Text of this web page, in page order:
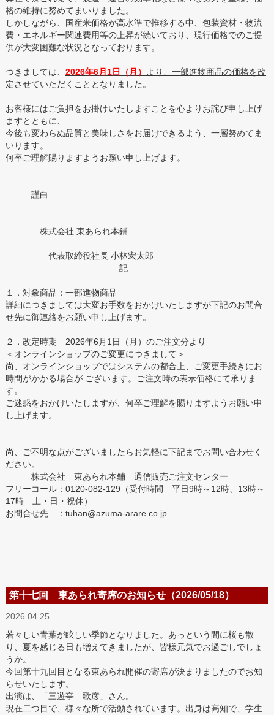
格の維持に努めてまいりました。
しかしながら、国産米価格が高水準で推移する中、包装資材・物流
費・エネルギー関連費用等の上昇が続いており、現行価格でのご提
供が大変困難な状況となっております。
つきましては、 2026年6月1日（月）
より、一部進物商品の価格を改
定させていただくこととなりました。
お客様にはご負担をお掛けいたしますことを心よりお詫び申し上げ
ますとともに、
今後も変わらぬ品質と美味しさをお届けできるよう、一層努めてま
いります。
何卒ご理解賜りますようお願い申し上げます。
謹白
株式会社 東あられ本鋪
代表取締役社長 小林宏太郎
記
１．対象商品：一部進物商品
詳細につきましては大変お手数をおかけいたしますが下記のお問合
せ先に御連絡をお願い申し上げます。
２．改定時期 2026年6月1日（月）のご注文分より
＜オンラインショップのご変更につきまして＞
尚、オンラインショップではシステムの都合上、ご変更手続きにお
時間がかかる場合が ございます。ご注文時の表示価格にて承りま
す。
ご迷惑をおかけいたしますが、何卒ご理解を賜りますようお願い申
し上げます。
尚、ご不明な点がございましたらお気軽に下記までお問い合わせく
ださい。
株式会社 東あられ本鋪 通信販売ご注文センター
フリーコール：0120-082-129（受付時間 平日9時～12時、13時～
17時 土・日・祝休）
お問合せ先 ：tuhan@azuma-arare.co.jp
第十七回 東あられ寄席のお知らせ（2026/05/18）
2026.04.25
若々しい青葉が眩しい季節となりました。あっという間に桜も散
り、夏を感じる日も増えてきましたが、皆様元気でお過ごしでしょ
うか。
今回第十九回目となる東あられ開催の寄席が決まりましたのでお知
らせいたします。
出演は、「三遊亭 歌彦」さん。
現在二つ目で、様々な所で活動されています。出身は高知で、学生